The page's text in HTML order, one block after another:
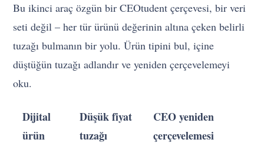
Bu ikinci araç özgün bir CEOtudent çerçevesi, bir veri
seti değil – her tür ürünü değerinin altına çeken belirli
tuzağı bulmanın bir yolu. Ürün tipini bul, içine
düştüğün tuzağı adlandır ve yeniden çerçevelemeyi
oku.
Dijital
ürün
Düşük fiyat
tuzağı
CEO yeniden
çerçevelemesi